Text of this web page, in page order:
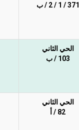
371 / 1 / 2 / ب
الحي الثاني
103 / ب
الحي الثاني
82 / أ